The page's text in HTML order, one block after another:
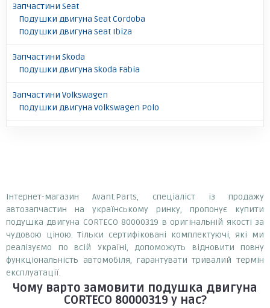
Запчастини Seat
Подушки двигуна Seat Cordoba
Подушки двигуна Seat Ibiza
Запчастини Skoda
Подушки двигуна Skoda Fabia
Запчастини Volkswagen
Подушки двигуна Volkswagen Polo
Інтернет-магазин Avant.Parts, спеціаліст із продажу
автозапчастин на українському ринку, пропонує купити
подушка двигуна CORTECO 80000319 в оригінальній якості за
чудовою ціною. Тільки сертифіковані комплектуючі, які ми
реалізуємо по всій Україні, допоможуть відновити повну
функціональність автомобіля, гарантувати тривалий термін
експлуатації.
Чому варто замовити подушка двигуна
CORTECO 80000319 у нас?